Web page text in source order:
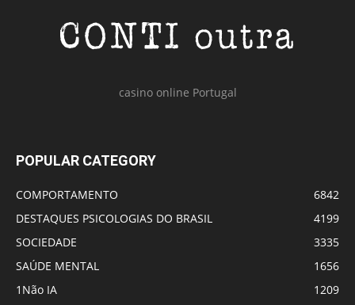
casino online Portugal
POPULAR CATEGORY
COMPORTAMENTO
6842
DESTAQUES PSICOLOGIAS DO BRASIL
4199
SOCIEDADE
3335
SAÚDE MENTAL
1656
1Não IA
1209